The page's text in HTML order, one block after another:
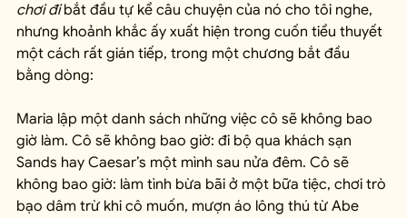
chơi đi bắt đầu tự kể câu chuyện của nó cho tôi nghe,
nhưng khoảnh khắc ấy xuất hiện trong cuốn tiểu thuyết
một cách rất gián tiếp, trong một chương bắt đầu
bằng dòng:
Maria lập một danh sách những việc cô sẽ không bao
giờ làm. Cô sẽ không bao giờ: đi bộ qua khách sạn
Sands hay Caesar’s một mình sau nửa đêm. Cô sẽ
không bao giờ: làm tình bừa bãi ở một bữa tiệc, chơi trò
bạo dâm trừ khi cô muốn, mượn áo lông thú từ Abe